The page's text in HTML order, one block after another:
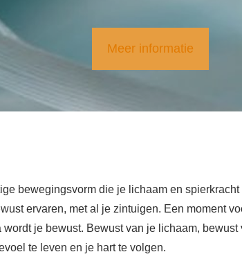
Meer informatie
bewegingsvorm die je lichaam en
ervaren, met al je zintuigen. Een moment
je bewust. Bewust van je lichaam,
te leven en je hart te volgen.